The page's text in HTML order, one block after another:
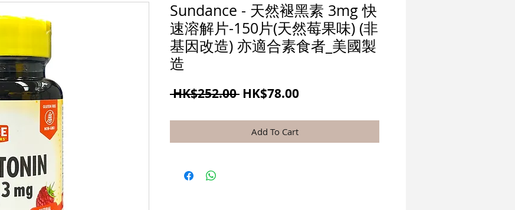
Sundance - 天然褪黑素 3mg 快
速溶解片-150片(天然莓果味) (非
基因改造) 亦適合素食者_美國製
造
HK$252.00 一
價
格
HK$78.00促
價
格
Add To Cart